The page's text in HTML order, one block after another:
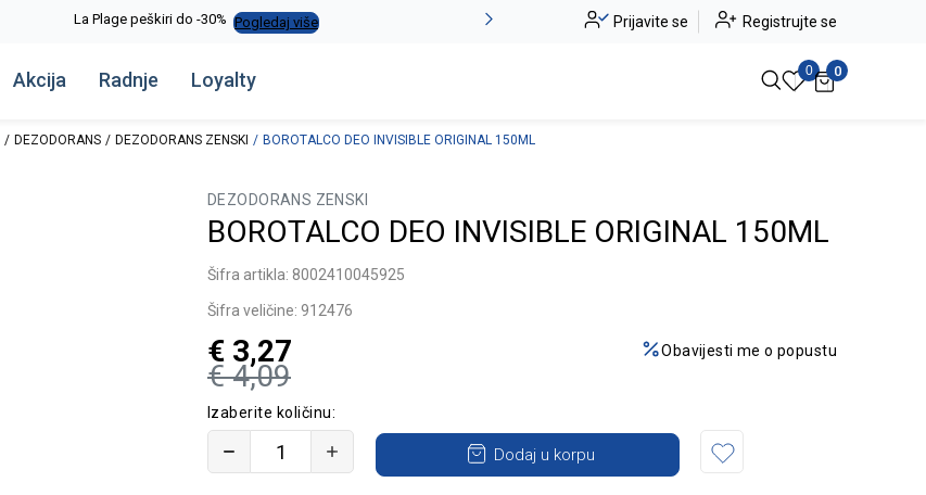
La Plage peškiri do -30% Pogledaj više Alma Ras do -50% Pogledaj više
Prijavite se Registrujte se
Akcija Radnje Loyalty 0 0
DEZODORANS DEZODORANS ZENSKI BOROTALCO DEO INVISIBLE ORIGINAL 150ML
DEZODORANS ZENSKI
BOROTALCO DEO INVISIBLE ORIGINAL 150ML
Šifra artikla: 8002410045925
Šifra veličine: 912476
€ 4,09
€ 3,27 Obavijesti me o popustu
Izaberite količinu:
Dodaj u korpu